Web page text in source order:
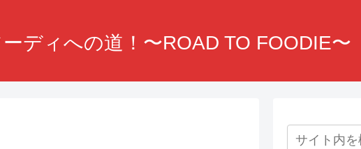
ディへの道！〜ROAD TO FOODIE〜